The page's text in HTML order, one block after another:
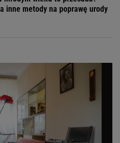
inne metody na poprawę urody